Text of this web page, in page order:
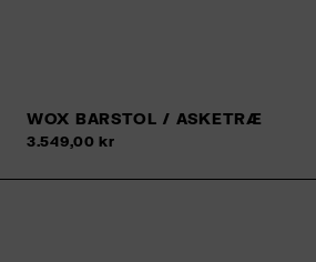
WOX BARSTOL / ASKETRÆ
3.549,00 kr